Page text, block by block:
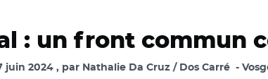
: un front commun
juin 2024 par Nathalie Da Cruz / Dos Carré